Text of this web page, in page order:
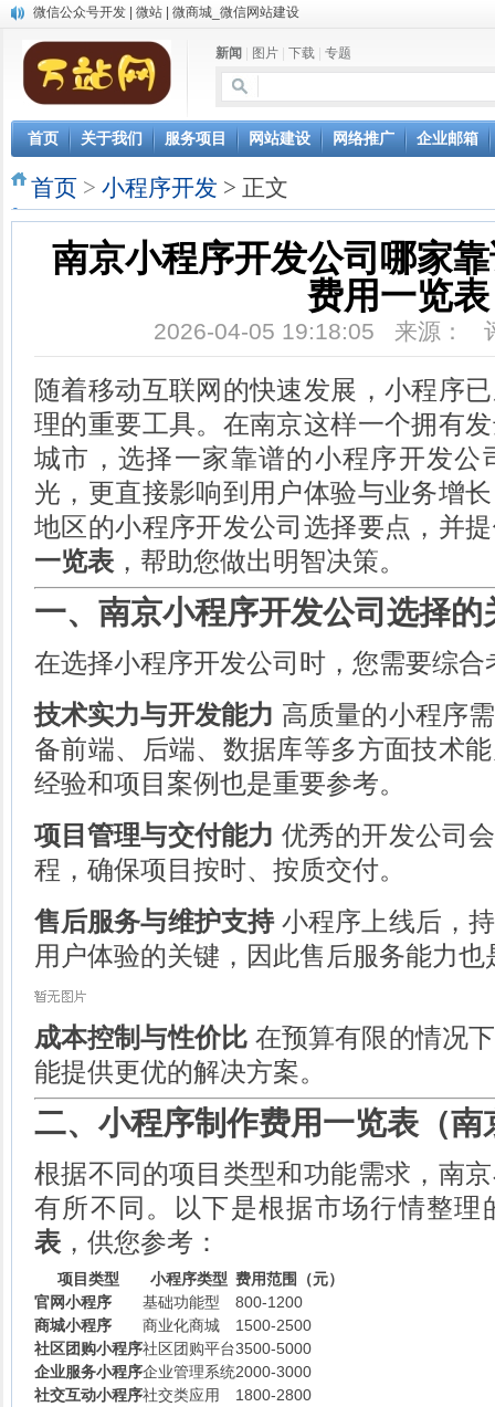
微信公众号开发 | 微站 | 微商城_微信网站建设
网站自动发布文章，AI写作软件让网站推广更轻松
微信小程序开发
新闻 图片 下载 专题
首页 关于我们 服务项目 网站建设 网络推广 企业邮箱
首页 > 小程序开发 > 正文
南京小程序开发公司哪家
费用一览表
2026-04-05 19:18:05 来源：
随着移动互联网的快速发展，小程序
理的重要工具。在南京这样一个拥有
城市，选择一家靠谱的小程序开发公
光，更直接影响到用户体验与业务增
地区的小程序开发公司选择要点，并
一览表 ，帮助您做出明智决策。
一、南京小程序开发公司选择的
在选择小程序开发公司时，您需要综
技术实力与开发能力 高质量的小程序
备前端、后端、数据库等多方面技术
经验和项目案例也是重要参考。
项目管理与交付能力 优秀的开发公司
程，确保项目按时、按质交付。
售后服务与维护支持小程序上线后，
用户体验的关键，因此售后服务能力
成本控制与性价比在预算有限的情况
能提供更优的解决方案。
二、小程序制作费用一览表（南
根据不同的项目类型和功能需求，南
有所不同。以下是根据市场行情整理
表 ，供您参考：
项目类型 小程序类型 费用范围（元）
官网小程序
基础功能型
800-1200
商城小程序
商业化商城
1500-2500
社区团购小程序社区团购平台3500-5000
企业服务小程序企业管理系统2000-3000
社交互动小程序社交类应用
1800-2800